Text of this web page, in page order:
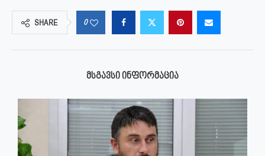
SHARE 0
ᲛᲡᲒᲐᲕᲡᲘ ᲘᲜᲤᲝᲠᲛᲐᲪᲘᲐ